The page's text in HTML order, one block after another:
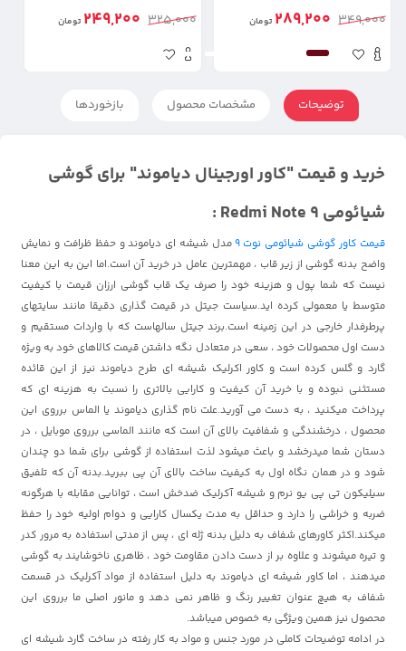
349,000
289,200 تومان 325,000
249,200 تومان
توضیحات مشخصات محصول بازخوردها
خرید و قیمت "کاور اورجینال دیاموند" برای گوشی
شیائومی Redmi Note 9 :
قیمت کاور گوشی شیائومی نوت 9 مدل شیشه ای دیاموند و حفظ ظرافت و نمایش
واضح بدنه گوشی از زیر قاب ، مهمترین عامل در خرید آن است.اما این به این معنا
نیست که شما پول و هزینه خود را صرف یک قاب گوشی ارزان قیمت با کیفیت
متوسط یا معمولی کرده اید.سیاست جیتل در قیمت گذاری دقیقا مانند سایتهای
پرطرفدار خارجی در این زمینه است.برند جیتل سالهاست که با واردات مستقیم و
دست اول محصولات خود ، سعی در متعادل نگه داشتن قیمت کالاهای خود به ویژه
گارد و گلس کرده است و کاور اکرلیک شیشه ای طرح دیاموند نیز از این قائده
مستثنی نبوده و با خرید آن کیفیت و کارایی بالاتری را نسبت به هزینه ای که
پرداخت میکنید ، به دست می آورید.علت نام گذاری دیاموند یا الماس برروی این
محصول ، درخشندگی و شفافیت بالای آن است که مانند الماسی برروی موبایل ، در
دستان شما میدرخشد و باعث میشود لذت استفاده از گوشی برای شما دو چندان
شود و در همان نگاه اول به کیفیت ساخت بالای آن پی ببرید.بدنه آن که تلفیق
سیلیکون تی پی یو نرم و شیشه آکرلیک ضدخش است ، توانایی مقابله با هرگونه
ضربه و خراشی را دارد و حداقل به مدت یکسال کارایی و دوام اولیه خود را حفظ
میکند.اکثر کاورهای شفاف به دلیل بدنه ژله ای ، پس از مدتی استفاده به مرور کدر
و تیره میشوند و علاوه بر از دست دادن مقاومت خود ، ظاهری ناخوشایند به گوشی
میدهند ، اما کاور شیشه ای دیاموند به دلیل استفاده از مواد آکرلیک در قسمت
شفاف به هیچ عنوان تغییر رنگ و ظاهر نمی دهد و مانور اصلی ما برروی این
محصول نیز همین ویژگی به خصوص میباشد.
در ادامه توضیحات کاملی در مورد جنس و مواد به کار رفته در ساخت گارد شیشه ای